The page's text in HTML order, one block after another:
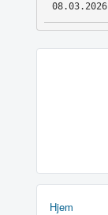
08.03.2026
Hjem